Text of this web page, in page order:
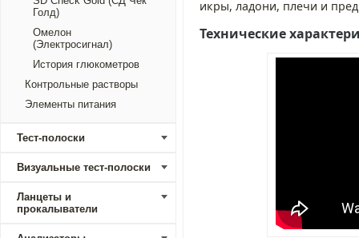
Голд)
Омелон
(Электросигнал)
История глюкометров
Контрольные растворы
Элементы питания
Тест-полоски
Визуальные тест-полоски
Ланцеты и
прокалыватели
икры, ладони, плечи и
Технические